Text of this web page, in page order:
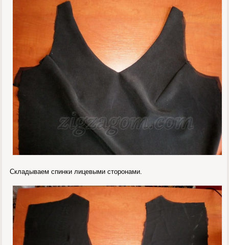
Складываем спинки лицевыми сторонами.